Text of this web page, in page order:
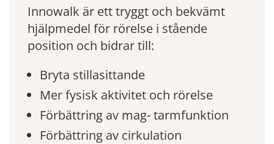
Innowalk är ett tryggt och bekvämt
hjälpmedel för rörelse i stående
position och bidrar till:
Bryta stillasittande
Mer fysisk aktivitet och rörelse
Förbättring av mag- tarmfunktion
Förbättring av cirkulation